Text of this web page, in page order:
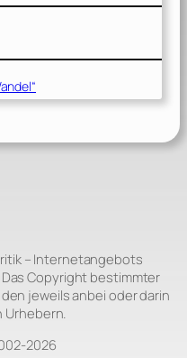
– Internetangebots
Copyright bestimmter
jeweils anbei oder darin